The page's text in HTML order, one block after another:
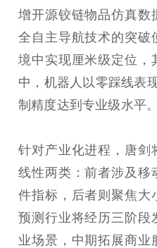
增开源铰链物品仿真数
全自主导航技术的突破
境中实现厘米级定位，
中，机器人以零踩线表
制精度达到专业级水平。
针对产业化进程，唐剑
线性两类：前者涉及移
件指标，后者则聚焦大
预测行业将经历三阶段
业场景，中期拓展商业